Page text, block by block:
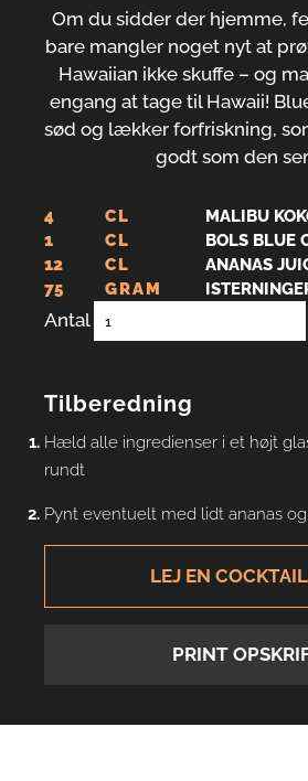
Om du sidder der hjemme,
bare mangler noget nyt at
Hawaiian ikke skuffe – og
engang at tage til Hawaii!
sød og lækker forfriskning,
godt som den
4 CL
MALIBU
1
CL
BOLS BLUE
12
CL
ANANAS
75
GRAM
Antal
Tilberedning
Hæld alle ingredienser i et højt
rundt
Pynt eventuelt med lidt ananas
LEJ EN
PRINT